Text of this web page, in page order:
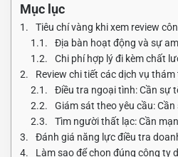
Mục lục
Tiêu chí vàng khi xem review
Địa bàn hoạt động và sự
Chi phí hợp lý đi kèm chất
Review chi tiết các dịch vụ
Điều tra ngoại tình: Cần sự tế
Giám sát theo yêu cầu:
Tìm người thất lạc: Cần
Đánh giá năng lực điều tra
Làm sao để chọn đúng công ty